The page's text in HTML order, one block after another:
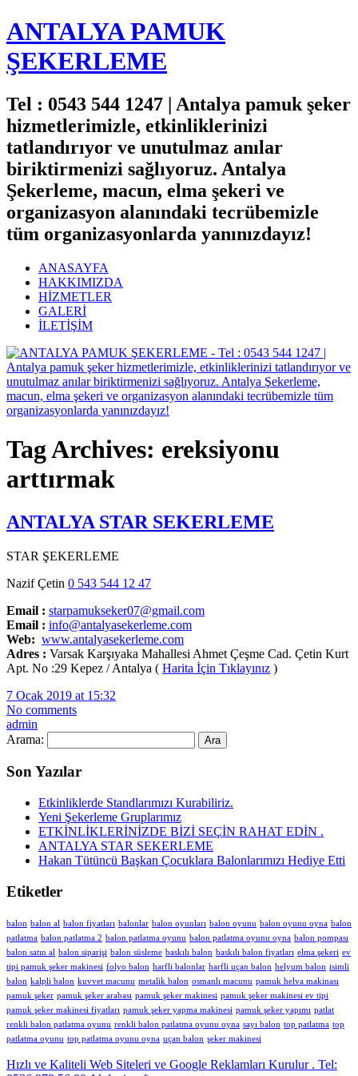
ANTALYA PAMUK
ŞEKERLEME
Tel : 0543 544 1247 | Antalya pamuk şeker
hizmetlerimizle, etkinliklerinizi
tatlandırıyor ve unutulmaz anılar
biriktirmenizi sağlıyoruz. Antalya
Şekerleme, macun, elma şekeri ve
organizasyon alanındaki tecrübemizle
tüm organizasyonlarda yanınızdayız!
ANASAYFA
HAKKIMIZDA
HİZMETLER
GALERİ
İLETİŞİM
Tag Archives: ereksiyonu
arttırmak
ANTALYA STAR SEKERLEME
STAR ŞEKERLEME
Nazif Çetin 0 543 544 12 47
Email : starpamukseker07@gmail.com
Email : info@antalyasekerleme.com
Web: www.antalyasekerleme.com
Adres : Varsak Karşıyaka Mahallesi Ahmet Çeşme Cad. Çetin Kurt
Apt. No :29 Kepez / Antalya ( Harita İçin Tıklayınız )
7 Ocak 2019 at 15:32
No comments
admin
Arama:
Son Yazılar
Etkinliklerde Standlarımızı Kurabiliriz.
Yeni Şekerleme Gruplarımız
ETKİNLİKLERİNİZDE BİZİ SEÇİN RAHAT EDİN .
ANTALYA STAR SEKERLEME
Hakan Tütüncü Başkan Çocuklara Balonlarımızı Hediye Etti
Etiketler
balon balon al balon fiyatları balonlar balon oyunları balon oyunu balon oyunu oyna balon
patlatma balon patlatma 2 balon patlatma oyunu balon patlatma oyunu oyna balon pompası
balon satın al balon siparişi balon süsleme baskılı balon baskılı balon fiyatları elma şekeri ev
tipi pamuk şeker makinesi folyo balon harfli balonlar harfli uçan balon helyum balon isimli
balon kalpli balon kuvvet macunu metalik balon osmanlı macunu pamuk helva makinası
pamuk şeker pamuk şeker arabası pamuk şeker makinesi pamuk şeker makinesi ev tipi
pamuk şeker makinesi fiyatları pamuk şeker yapma makinesi pamuk şeker yapımı patlat
renkli balon patlatma oyunu renkli balon patlatma oyunu oyna sayı balon top patlatma top
patlatma oyunu top patlatma oyunu oyna uçan balon şeker makinesi
Hızlı ve Kaliteli Web Siteleri ve Google Reklamları Kurulur . Tel: